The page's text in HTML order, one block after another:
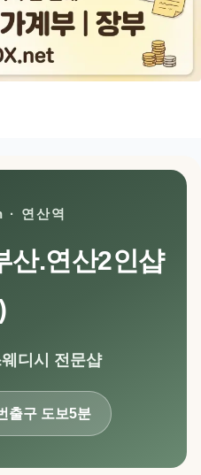
연산역
산.연산2인샵
디시 전문샵
출구 도보5분